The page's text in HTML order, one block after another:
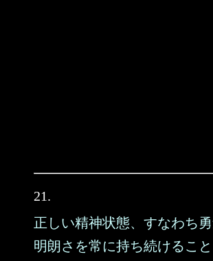
21.
正しい精神状態、すなわち勇
明朗さを常に持ち続けること